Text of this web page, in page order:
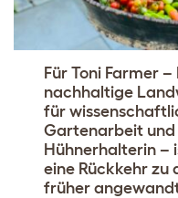
Für Toni Farmer
nachhaltige
für
Gartenarbeit
Hühnerhalterin –
eine Rückkehr zu
früher